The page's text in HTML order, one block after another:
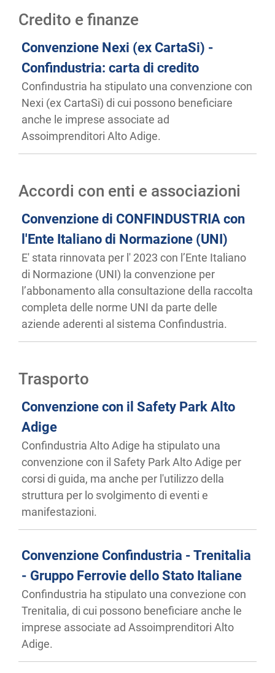
Credito e finanze
Convenzione Nexi (ex CartaSi) -
Confindustria: carta di credito
Confindustria ha stipulato una convenzione con
Nexi (ex CartaSi) di cui possono beneficiare
anche le imprese associate ad
Assoimprenditori Alto Adige.
Accordi con enti e associazioni
Convenzione di CONFINDUSTRIA con
l'Ente Italiano di Normazione (UNI)
E' stata rinnovata per l' 2023 con l’Ente Italiano
di Normazione (UNI) la convenzione per
l’abbonamento alla consultazione della raccolta
completa delle norme UNI da parte delle
aziende aderenti al sistema Confindustria.
Trasporto
Convenzione con il Safety Park Alto
Adige
Confindustria Alto Adige ha stipulato una
convenzione con il Safety Park Alto Adige per
corsi di guida, ma anche per l'utilizzo della
struttura per lo svolgimento di eventi e
manifestazioni.
Convenzione Confindustria - Trenitalia
- Gruppo Ferrovie dello Stato Italiane
Confindustria ha stipulato una convezione con
Trenitalia, di cui possono beneficiare anche le
imprese associate ad Assoimprenditori Alto
Adige.